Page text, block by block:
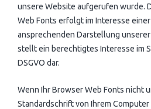
unsere Website aufgerufen wurde.
Web Fonts erfolgt im Interesse
ansprechenden Darstellung
stellt ein berechtigtes Interesse im
DSGVO dar.
Wenn Ihr Browser Web Fonts nicht
Standardschrift von Ihrem